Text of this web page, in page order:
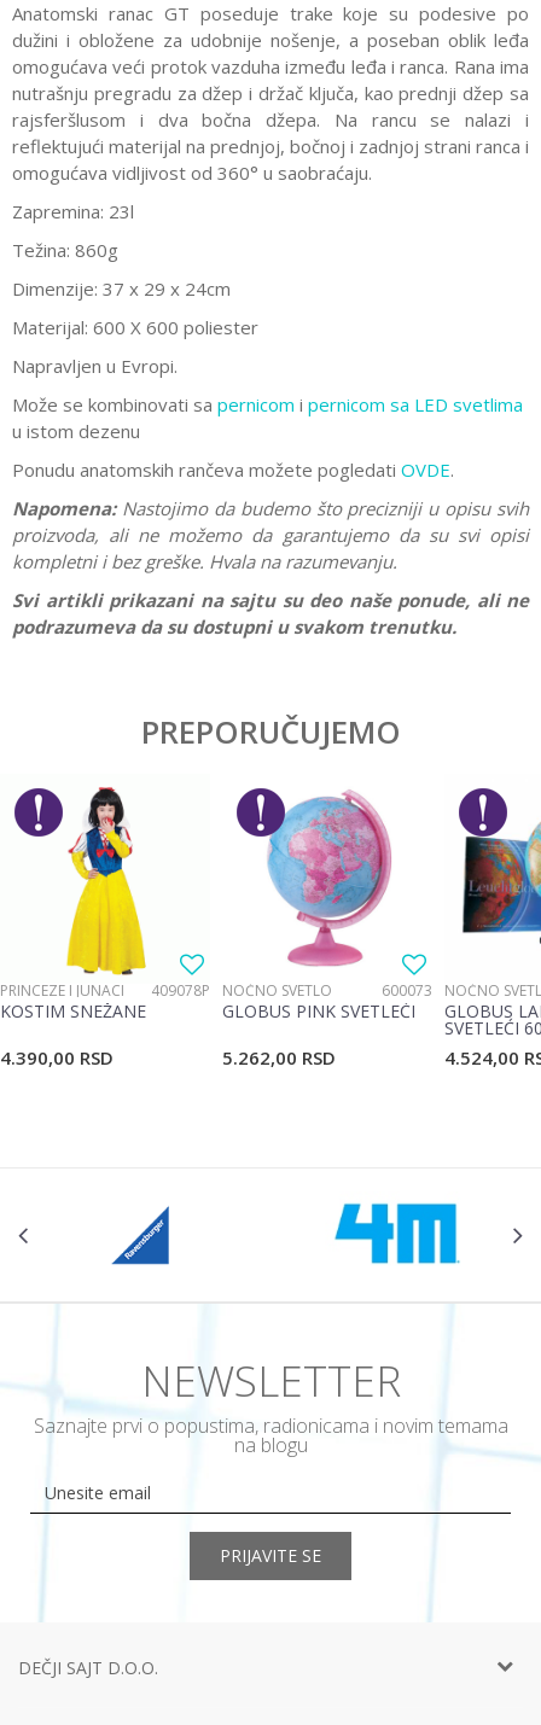
Anatomski ranac GT poseduje trake koje su podesive po
dužini i obložene za udobnije nošenje, a poseban oblik leđa
omogućava veći protok vazduha između leđa i ranca. Rana ima
nutrašnju pregradu za džep i držač ključa, kao prednji džep sa
rajsferšlusom i dva bočna džepa. Na rancu se nalazi i
reflektujući materijal na prednjoj, bočnoj i zadnjoj strani ranca i
omogućava vidljivost od 360° u saobraćaju.
Zapremina: 23l
Težina: 860g
Dimenzije: 37 x 29 x 24cm
Materijal: 600 X 600 poliester
Napravljen u Evropi.
Može se kombinovati sa pernicom i pernicom sa LED svetlima
u istom dezenu
Ponudu anatomskih rančeva možete pogledati OVDE.
Napomena: Nastojimo da budemo što precizniji u opisu svih
proizvoda, ali ne možemo da garantujemo da su svi opisi
kompletni i bez greške. Hvala na razumevanju.
Svi artikli prikazani na sajtu su deo naše ponude, ali ne
podrazumeva da su dostupni u svakom trenutku.
Devojčice
Brend
Target
Email
PREPORUČUJEMO
PRINCEZE I JUNACI 409078P
KOSTIM SNEŽANE
4.390,00 RSD
NOĆNO SVETLO 600073
GLOBUS PINK SVETLEĆI
5.262,00 RSD
NOĆNO
GLOBUS
SVETLEĆI
4.524,00
NEWSLETTER
Saznajte prvi o popustima, radionicama i novim temama
na blogu
PRIJAVITE SE
DEČJI SAJT D.O.O.